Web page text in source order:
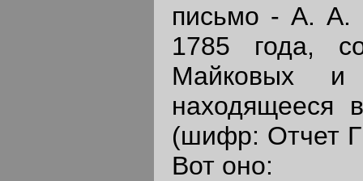
письмо - А. А.
1785 года,
Майковых
находящееся
(шифр: Отчет
Вот оно: